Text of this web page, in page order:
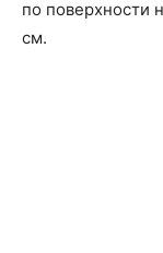
по поверхности
см.